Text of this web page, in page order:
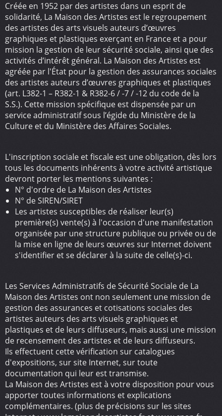
Créée en 1952 par des artistes dans un esprit de
solidarité, La Maison des Artistes est le regroupement
des artistes des arts visuels auteurs d’œuvres
graphiques et plastiques exerçant en France et a pour
mission la gestion de leur sécurité sociale, ainsi que des
activités d’intérêt général. La Maison des Artistes est
agréée par l'État pour la gestion des assurances sociales
des artistes auteurs d’œuvres graphiques et plastiques
(art. L382-1 – R382-1 & R382-6 / -7 / -12 du code de la
S.S.). Cette mission spécifique est dispensée par un
service administratif sous l’égide du Ministère de la
Culture et du Ministère des Affaires Sociales.
L'inscription sociale et fiscale est une obligation, dès lors
tous les documents inhérents à votre activité artistique
devront porter les mentions suivantes :
N° d'ordre de La Maison des Artistes
N° de SIREN/SIRET
Les artistes susceptibles de réaliser leur(s)
première(s) vente(s) à l'occasion d'une manifestation
organisée par une structure publique ou privée ou de
la mise en ligne de leurs œuvres sur Internet doivent
s'identifier et se déclarer à la suite de celle(s)-ci.
Les Services Administratifs de Sécurité Sociale de La
Maison des Artistes ont non seulement une mission de
gestion des assurances et cotisations sociales des
artistes auteurs des arts visuels graphiques et
plastiques et de leurs diffuseurs, mais aussi une mission
de recensement des artistes et de leurs diffuseurs.
Ils effectuent cette vérification sur catalogues
d'expositions, sur site Internet, sur toute
documentation qui leur est transmise.
La Maison des Artistes est à votre disposition pour vous
apporter toutes informations et explications
complémentaires. (plus de précisions sur les sites